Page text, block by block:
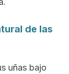
de las
uñas bajo